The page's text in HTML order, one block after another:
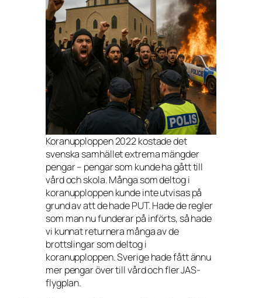
Koranupploppen 2022 kostade det
svenska samhället extrema mängder
pengar – pengar som kunde ha gått till
vård och skola. Många som deltog i
koranupploppen kunde inte utvisas på
grund av att de hade PUT. Hade de regler
som man nu funderar på införts, så hade
vi kunnat returnera många av de
brottslingar som deltog i
koranupploppen. Sverige hade fått ännu
mer pengar över till vård och fler JAS-
flygplan.